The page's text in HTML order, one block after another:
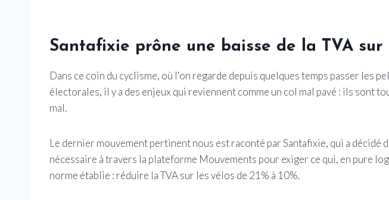
Santafixie prône une baisse de la TVA sur
Dans ce coin du cyclisme, où l'on regarde depuis quelques temps passer les
électorales, il y a des enjeux qui reviennent comme un col mal pavé : ils sont
mal.
Le dernier mouvement pertinent nous est raconté par Santafixie, qui a décidé
nécessaire à travers la plateforme Mouvements pour exiger ce qui, en pure
norme établie : réduire la TVA sur les vélos de 21% à 10%.